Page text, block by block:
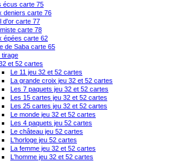
écus carte 75
deniers carte 76
d'or carte 77
carte 78
épées carte 62
de Saba carte 65
tirage
et 52 cartes
Le 11 jeu 32 et 52 cartes
La grande croix jeu 32 et 52 cartes
Les 7 paquets jeu 32 et 52 cartes
Les 15 cartes jeu 32 et 52 cartes
Les 25 cartes jeu 32 et 52 cartes
Le monde jeu 32 et 52 cartes
Les 4 paquets jeu 52 cartes
Le château jeu 52 cartes
L'horloge jeu 52 cartes
La femme jeu 32 et 52 cartes
L'homme jeu 32 et 52 cartes